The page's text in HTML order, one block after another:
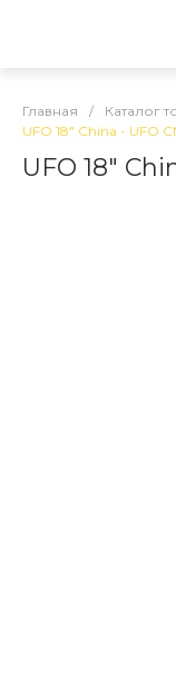
Главная / Каталог
UFO 18″ China - UFO
UFO 18″